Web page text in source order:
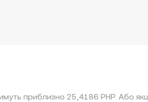
приблизно 25,4186 PHP. Або